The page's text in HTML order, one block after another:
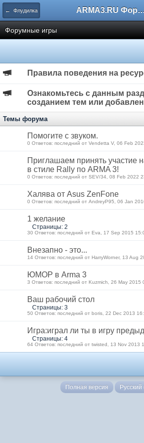
← Флудилка ARMA3.RU
Форумные игры
Правила поведения на
Ознакомьтесь с данным
созданием тем или
Темы форума
Помогите с звуком.
0 Ответов: последний от Vendetta V, 06 Feb
Приглашаем принять участие
в стиле Rally по ARMA 3!
0 Ответов: последний от SEV/34, 08 Feb 2022
Халява от Asus ZenFone
0 Ответов: последний от AndreyP95, 06 Jan
1 желание
Страницы: 2
30 Ответов: последний от Eva, 17 Sep 2015
Внезапно - это...
14 Ответов: последний от HarryWorner, 13 Aug
ЮМОР в Arma 3
3 Ответов: последний от Kuzmich, 26 May 2015
Ваш рабочий стол
Страницы: 3
50 Ответов: последний от boris, 22 Dec 2013
Игра:играл ли ты в игру
Страницы: 4
64 Ответов: последний от twisted, 13 Nov 2013
Полная версия Русский